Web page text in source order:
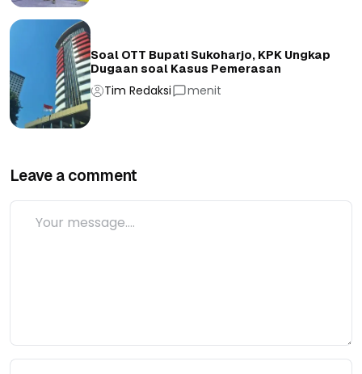
Soal OTT Bupati Sukoharjo, KPK Ungkap
Dugaan soal Kasus Pemerasan
Tim Redaksi menit
Leave a comment